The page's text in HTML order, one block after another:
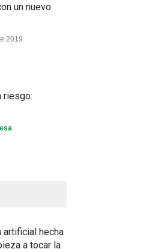
un nuevo
2019
riesgo:
artificial hecha
a tocar la